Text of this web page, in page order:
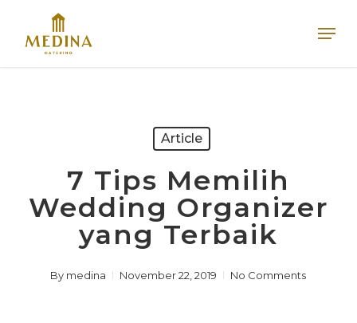
main
Article
7 Tips Memilih
Wedding Organizer
yang Terbaik
By medina November 22, 2019 No Comments